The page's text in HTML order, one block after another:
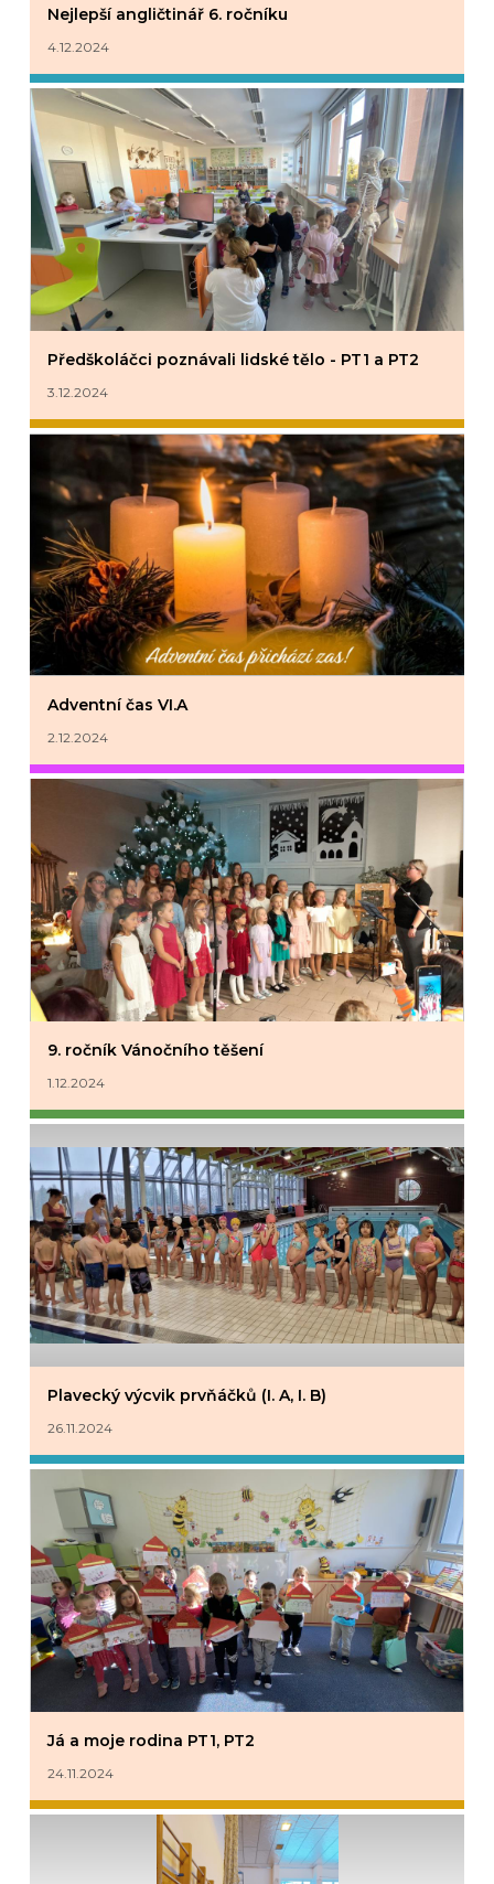
Nejlepší angličtinář 6. ročníku
4.12.2024
Předškoláčci poznávali lidské tělo - PT1 a PT2
3.12.2024
Adventní čas VI.A
2.12.2024
9. ročník Vánočního těšení
1.12.2024
Plavecký výcvik prvňáčků (I. A, I. B)
26.11.2024
Já a moje rodina PT1, PT2
24.11.2024